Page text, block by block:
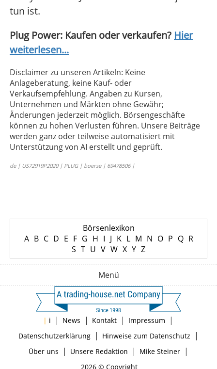
tun ist.
Plug Power: Kaufen oder verkaufen? Hier
weiterlesen...
Disclaimer zu unseren Artikeln: Keine
Anlageberatung, keine Kauf- oder
Verkaufsempfehlung. Angaben zu Kursen,
Unternehmen und Märkten ohne Gewähr;
Änderungen jederzeit möglich. Börsengeschäfte
können zu hohen Verlusten führen. Unsere Beiträge
werden ganz oder teilweise automatisiert mit
Unterstützung von AI erstellt und geprüft.
de | US72919P2020 | PLUG | boerse | 69478506 |
Börsenlexikon
A B C D E F G H I J K L M N O P Q R
S T U V W X Y Z
Menü
| i | News | Kontakt | Impressum |
Datenschutzerklärung| Hinweise zum Datenschutz |
Über uns | Unsere Redaktion | Mike Steiner|
2026 © Copyright